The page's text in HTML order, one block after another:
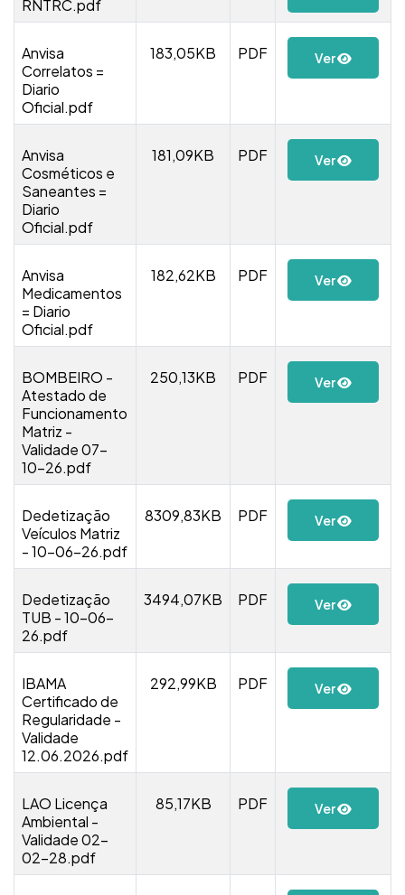
RNTRC.pdf
Anvisa
Correlatos =
Diario
Oficial.pdf
183,05KB PDF Ver
Anvisa
Cosméticos e
Saneantes =
Diario
Oficial.pdf
181,09KB PDF Ver
Anvisa
Medicamentos
= Diario
Oficial.pdf
182,62KB PDF Ver
BOMBEIRO -
Atestado de
Funcionamento
Matriz -
Validade 07-
10-26.pdf
250,13KB PDF Ver
Dedetização
Veículos Matriz
- 10-06-26.pdf
8309,83KB PDF Ver
Dedetização
TUB - 10-06-
26.pdf
3494,07KB PDF Ver
IBAMA
Certificado de
Regularidade -
Validade
12.06.2026.pdf
292,99KB PDF Ver
LAO Licença
Ambiental -
Validade 02-
02-28.pdf
85,17KB PDF Ver